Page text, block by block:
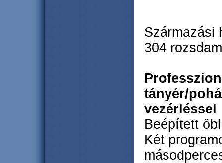
Származási
304
tányér/
vezérléssel
Beépített
Két